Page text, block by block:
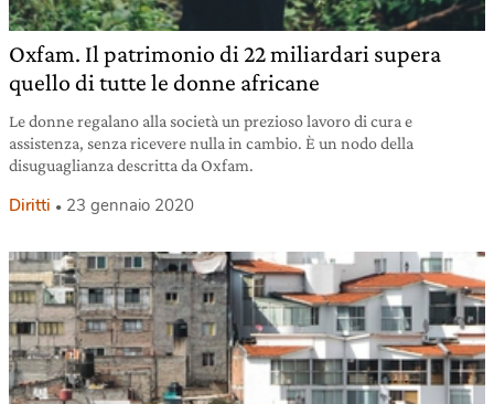
Oxfam. Il patrimonio di 22 miliardari supera
quello di tutte le donne africane
Le donne regalano alla società un prezioso lavoro di cura e
assistenza, senza ricevere nulla in cambio. È un nodo della
disuguaglianza descritta da Oxfam.
Diritti 23 gennaio 2020